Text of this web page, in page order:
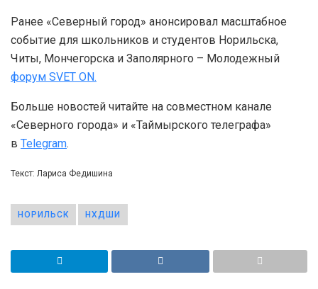
Ранее «Северный город» анонсировал масштабное
событие для школьников и студентов Норильска,
Читы, Мончегорска и Заполярного – Молодежный
форум SVET ON.
Больше новостей читайте на совместном канале
«Северного города» и «Таймырского телеграфа»
в Telegram.
Текст: Лариса Федишина
НОРИЛЬСК НХДШИ